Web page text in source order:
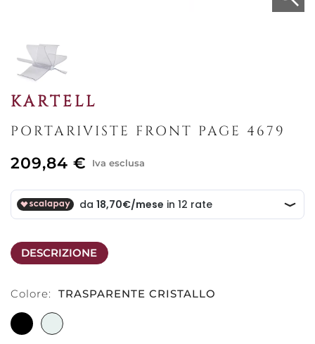
KARTELL
PORTARIVISTE FRONT PAGE 4679
209,84 € Iva esclusa
DESCRIZIONE
Colore: TRASPARENTE CRISTALLO
NEROTRASPARENTE